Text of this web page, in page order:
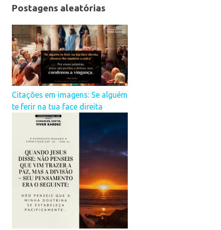
Postagens aleatórias
Citações em imagens: Se alguém
te ferir na tua face direita